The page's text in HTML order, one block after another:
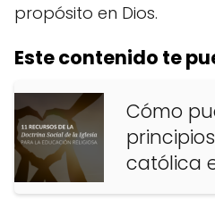
propósito en Dios.
Este contenido te
Cómo
católica